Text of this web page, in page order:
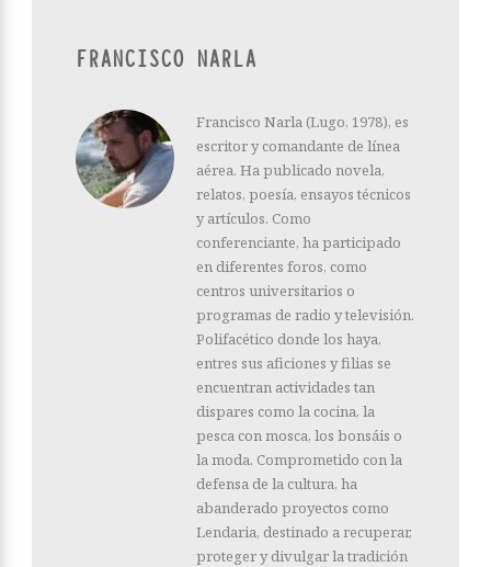
FRANCISCO NARLA
Francisco Narla (Lugo, 1978), es
escritor y comandante de línea
aérea. Ha publicado novela,
relatos, poesía, ensayos técnicos
y artículos. Como
conferenciante, ha participado
en diferentes foros, como
centros universitarios o
programas de radio y televisión.
Polifacético donde los haya,
entres sus aficiones y filias se
encuentran actividades tan
dispares como la cocina, la
pesca con mosca, los bonsáis o
la moda. Comprometido con la
defensa de la cultura, ha
abanderado proyectos como
Lendaria, destinado a recuperar,
proteger y divulgar la tradición